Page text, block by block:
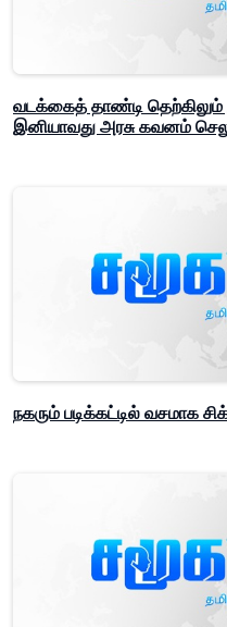
வடக்கைத் தாண்டி
இனியாவது அரசு கவனம்
நகரும் படிக்கட்டில் வசமாக